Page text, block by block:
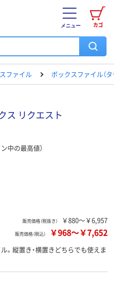
カゴ
メニュー
ファイル ボックスファイル（タ
ス リクエスト
中の最高値）
販売価格（税抜き） ￥880～￥6,957
販売価格（税込） ￥968～￥7,652
。縦置き・横置きどちらでも使えま